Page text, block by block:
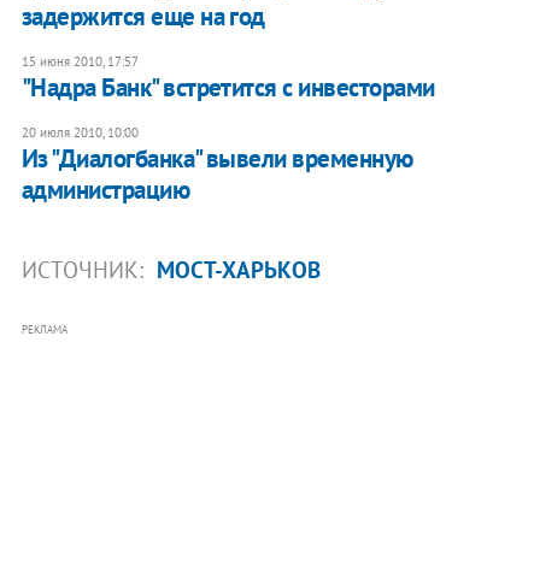
задержится еще на год
15 июня 2010, 17:57
"Надра Банк" встретится с инвесторами
20 июля 2010, 10:00
Из "Диалогбанка" вывели временную
администрацию
ИСТОЧНИК: МОСТ-ХАРЬКОВ
РЕКЛАМА